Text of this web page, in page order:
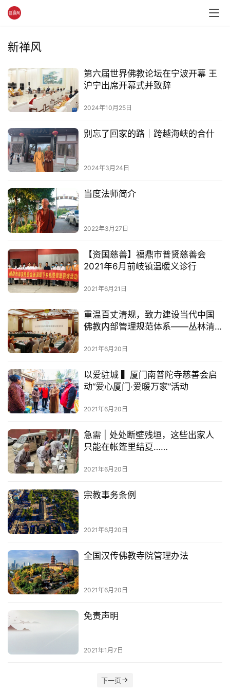
资
讯
八
点
音
高
僧
谈
心
菩
提
专
公
益
慈
善
佛
教
物
寺
院
礼
视
纪
录
佛
教
艺
新禅风
第六届世界佛教论坛在宁波开幕 王
沪宁出席开幕式并致辞
2024年10月25日
别忘了回家的路｜跨越海峡的合什
2024年3月24日
当度法师简介
2022年3月27日
【资国慈善】福鼎市普贤慈善会
2021年6月前岐镇温暖义诊行
2021年6月21日
重温百丈清规，致力建设当代中国
佛教内部管理规范体系——丛林清
江举行
2021年6月20日
以爱驻城 ▍厦门南普陀寺慈善会启
动“爱心厦门·爱暖万家”活动
2021年6月20日
急需 | 处处断壁残垣，这些出家人
只能在帐篷里结夏……
2021年6月20日
宗教事务条例
2021年6月20日
全国汉传佛教寺院管理办法
2021年6月20日
免责声明
2021年1月7日
下一页